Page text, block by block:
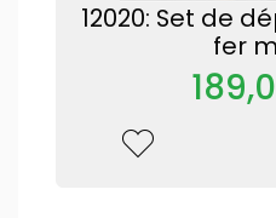
12020: Set de
fer